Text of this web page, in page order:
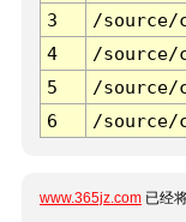
3 /source/
4
/source/
5
/source/
6
/source/
www.365jz.com 已经